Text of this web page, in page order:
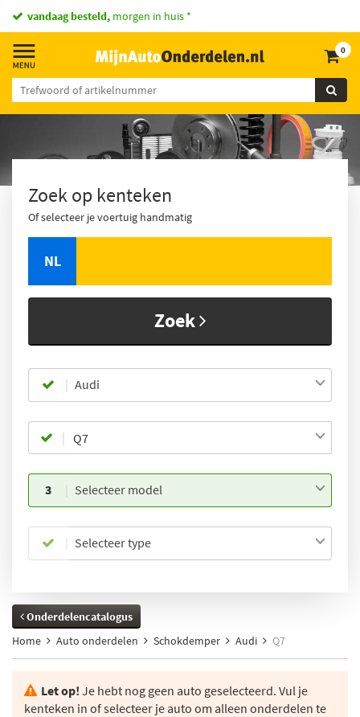
vandaag besteld, morgen in huis *
0
Zoek op kenteken
Of selecteer je voertuig handmatig
NL
Zoek
Audi
3 Selecteer model
Selecteer type
Onderdelencatalogus
Home
Auto onderdelen Schokdemper Audi Q7
Let op! Je hebt nog geen auto geselecteerd. Vul je
kenteken in of selecteer je auto om alleen onderdelen te